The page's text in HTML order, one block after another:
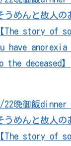
うめんと故人の
The story of
have
deceased】
22晩御飯dinner
うめんと故人の
The story of